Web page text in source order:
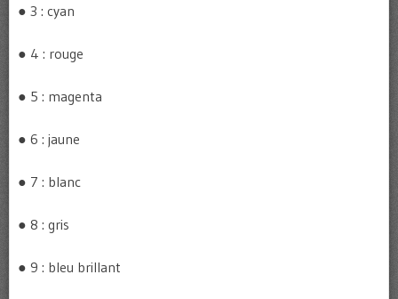
● 3 : cyan
● 4 : rouge
● 5 : magenta
● 6 : jaune
● 7 : blanc
● 8 : gris
● 9 : bleu brillant